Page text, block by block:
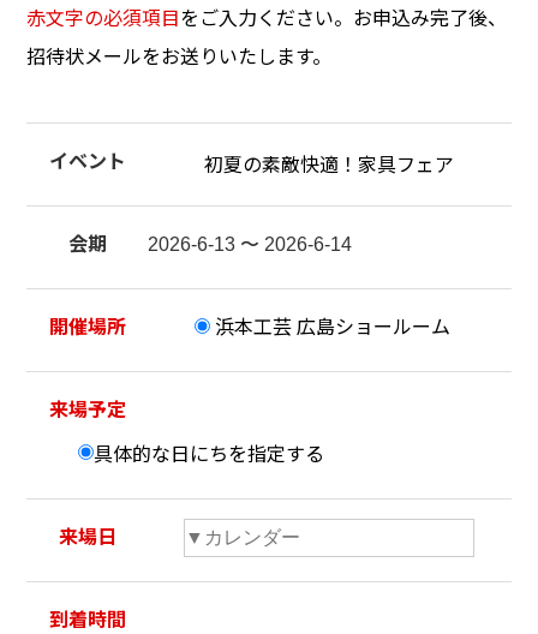
赤文字の必須項目をご入力ください。お申込み完了後、
招待状メールをお送りいたします。
イベント 初夏の素敵快適！家具フェア
会期
開催場所 浜本工芸 広島ショールーム
来場予定
具体的な日にちを指定する
来場日
到着時間